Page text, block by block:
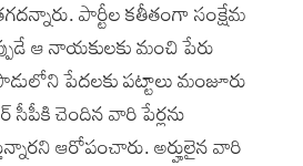
పార్టీల కతీతంగా సంక్షేమ
ఆ నాయకులకు మంచి పేరు
పేదలకు పట్టాలు మంజూరు
చెందిన వారి పేర్లను
ఆరోపంచారు. అర్హులైన వారి